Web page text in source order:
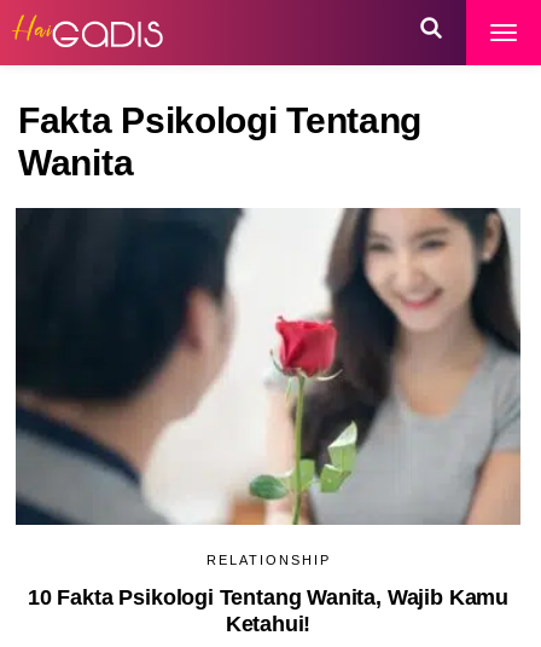
Fakta Psikologi Tentang
Wanita
RELATIONSHIP
10 Fakta Psikologi Tentang Wanita, Wajib Kamu
Ketahui!